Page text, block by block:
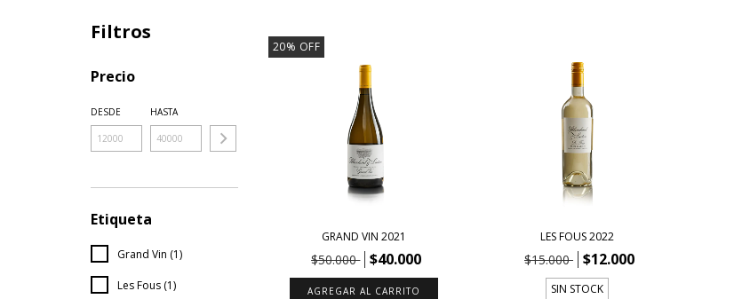
Filtros
Precio
DESDE HASTA
Etiqueta
Grand Vin (1)
Les Fous (1)
20% OFF
GRAND VIN 2021
$50.000 $40.000
LES FOUS 2022
$15.000 $12.000
SIN STOCK